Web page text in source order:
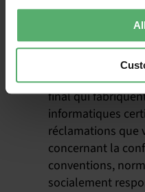
circularité des
Supply chain :
Accédez à des
travailleurs dans
final qui
informatiques
réclamations que
concernant la
conventions,
socialement